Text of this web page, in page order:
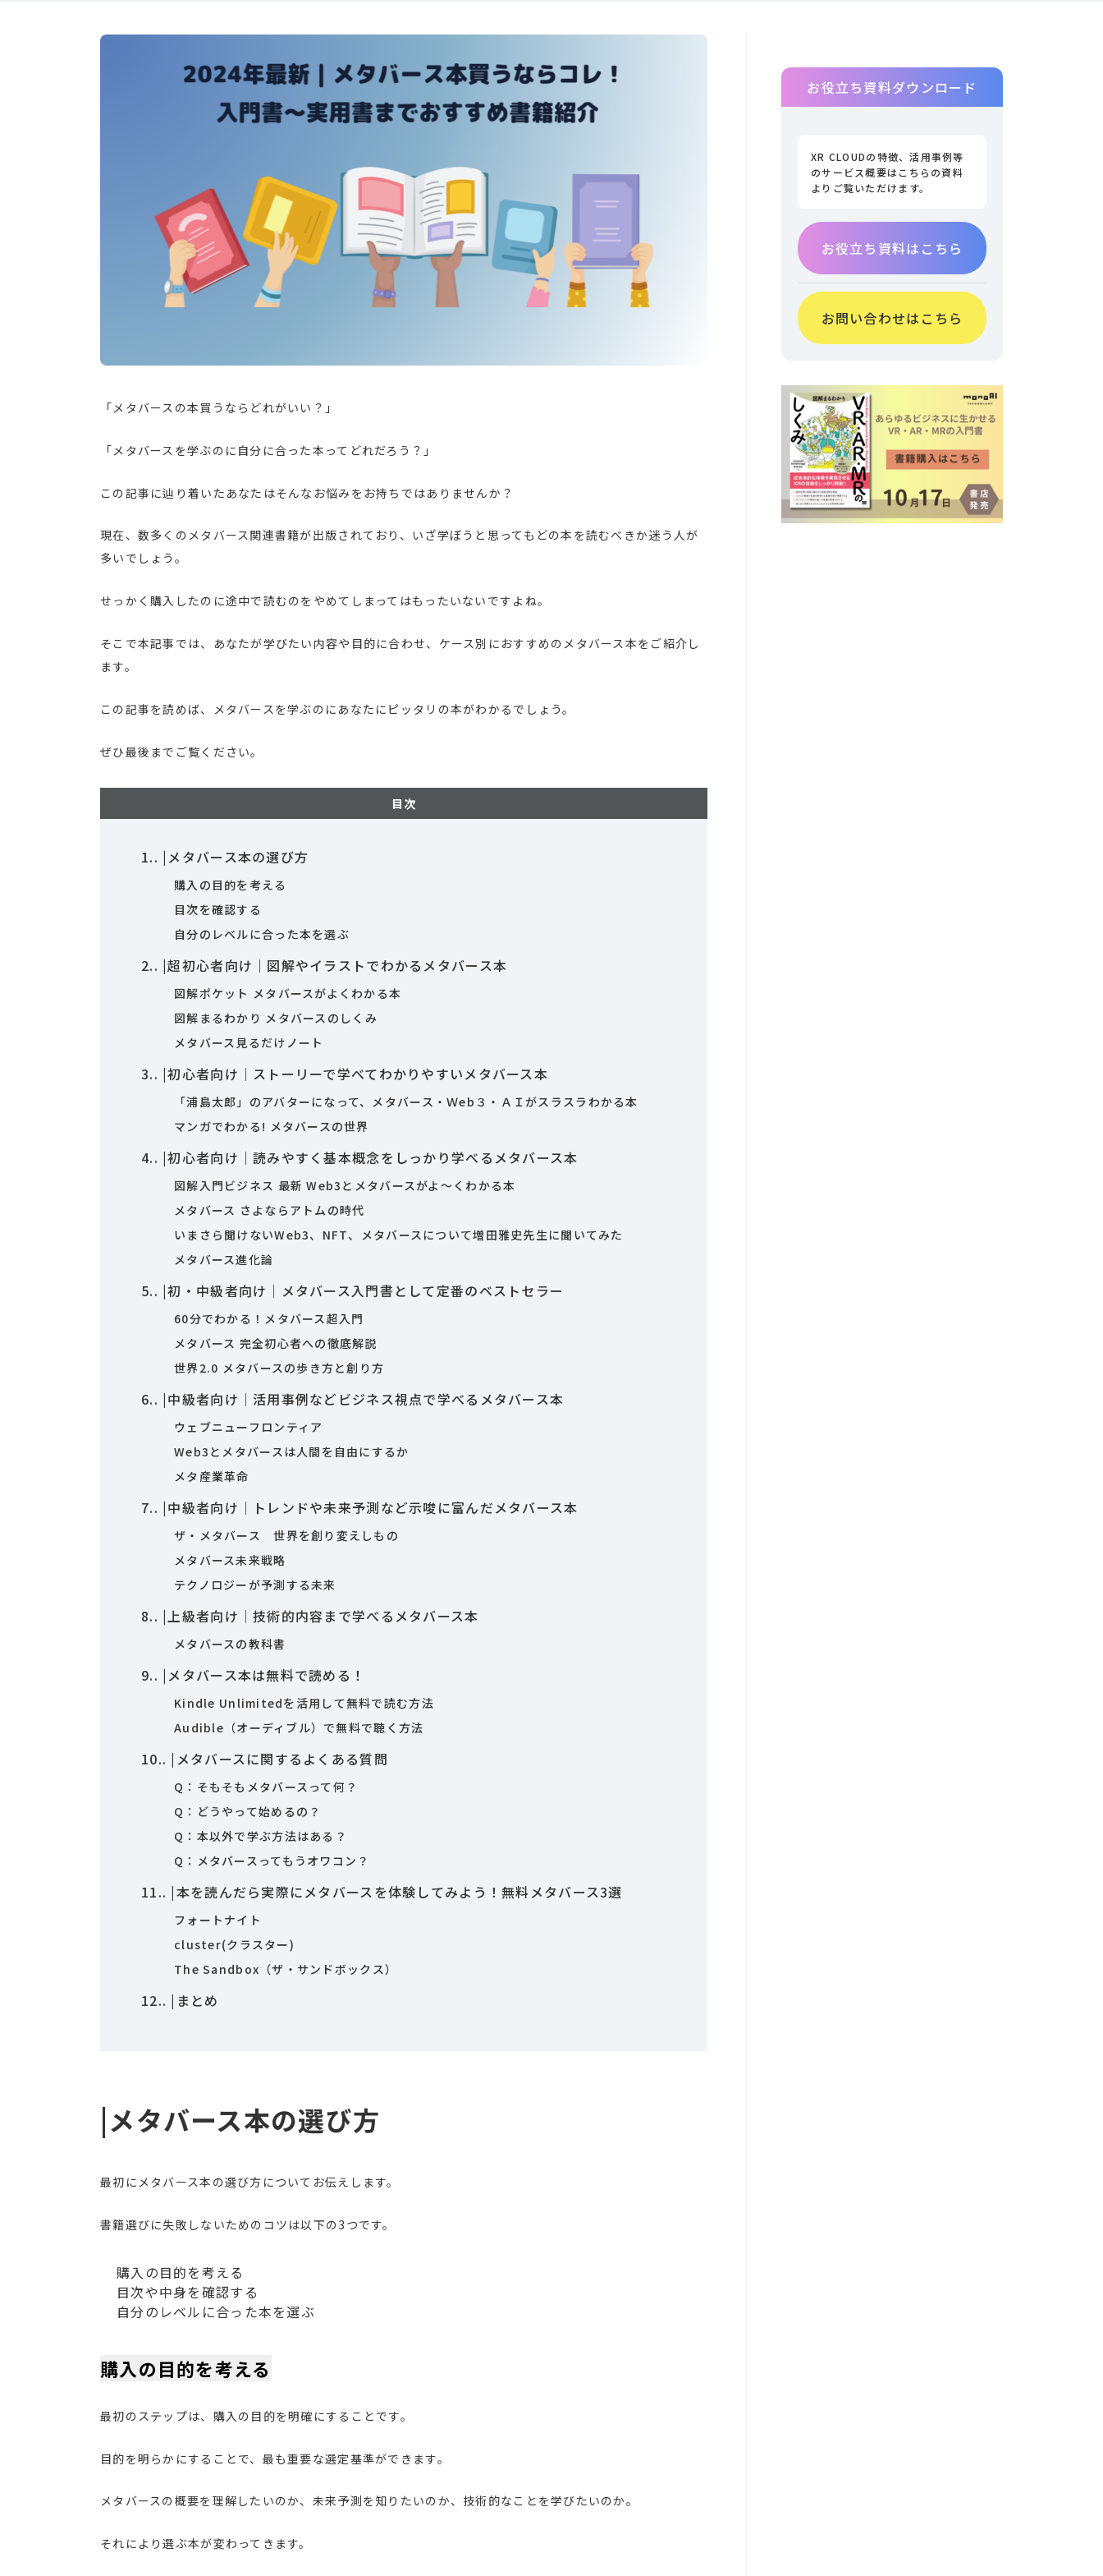
「メタバースの本買うならどれがいい？」
「メタバースを学ぶのに自分に合った本ってどれだろう？」
この記事に辿り着いたあなたはそんなお悩みをお持ちではありませんか？
現在、数多くのメタバース関連書籍が出版されており、いざ学ぼうと思ってもどの本を読むべきか迷う人が
多いでしょう。
せっかく購入したのに途中で読むのをやめてしまってはもったいないですよね。
そこで本記事では、あなたが学びたい内容や目的に合わせ、ケース別におすすめのメタバース本をご紹介し
ます。
この記事を読めば、メタバースを学ぶのにあなたにピッタリの本がわかるでしょう。
ぜひ最後までご覧ください。
目次
1. |メタバース本の選び方
購入の目的を考える
目次を確認する
自分のレベルに合った本を選ぶ
2. |超初心者向け｜図解やイラストでわかるメタバース本
図解ポケット メタバースがよくわかる本
図解まるわかり メタバースのしくみ
メタバース見るだけノート
3. |初心者向け｜ストーリーで学べてわかりやすいメタバース本
「浦島太郎」のアバターになって、メタバース・Ｗeb３・ＡＩがスラスラわかる本
マンガでわかる! メタバースの世界
4. |初心者向け｜読みやすく基本概念をしっかり学べるメタバース本
図解入門ビジネス 最新 Web3とメタバースがよ～くわかる本
メタバース さよならアトムの時代
いまさら聞けないWeb3、NFT、メタバースについて増田雅史先生に聞いてみた
メタバース進化論
5. |初・中級者向け｜メタバース入門書として定番のベストセラー
60分でわかる！メタバース超入門
メタバース 完全初心者への徹底解説
世界2.0 メタバースの歩き方と創り方
6. |中級者向け｜活用事例などビジネス視点で学べるメタバース本
ウェブニューフロンティア
Web3とメタバースは人間を自由にするか
メタ産業革命
7. |中級者向け｜トレンドや未来予測など示唆に富んだメタバース本
ザ・メタバース 世界を創り変えしもの
メタバース未来戦略
テクノロジーが予測する未来
8. |上級者向け｜技術的内容まで学べるメタバース本
メタバースの教科書
9. |メタバース本は無料で読める！
Kindle Unlimitedを活用して無料で読む方法
Audible（オーディブル）で無料で聴く方法
10. |メタバースに関するよくある質問
Q：そもそもメタバースって何？
Q：どうやって始めるの？
Q：本以外で学ぶ方法はある？
Q：メタバースってもうオワコン？
11. |本を読んだら実際にメタバースを体験してみよう！無料メタバース3選
フォートナイト
cluster(クラスター)
The Sandbox（ザ・サンドボックス）
12. |まとめ
|メタバース本の選び方
最初にメタバース本の選び方についてお伝えします。
書籍選びに失敗しないためのコツは以下の3つです。
購入の目的を考える
目次や中身を確認する
自分のレベルに合った本を選ぶ
購入の目的を考える
最初のステップは、購入の目的を明確にすることです。
目的を明らかにすることで、最も重要な選定基準ができます。
メタバースの概要を理解したいのか、未来予測を知りたいのか、技術的なことを学びたいのか。
それにより選ぶ本が変わってきます。
お役立ち資料ダウンロード
XR CLOUDの特徴、活用事例等
のサービス概要はこちらの資料
よりご覧いただけます。
お役立ち資料はこちら
お問い合わせはこちら